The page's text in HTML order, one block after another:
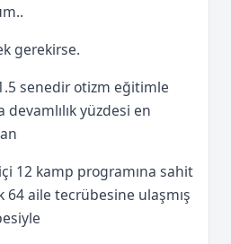
gerekirse.
senedir otizm eğitimle
yüzdesi en
12 kamp programına sahit
64 aile tecrübesine ulaşmış